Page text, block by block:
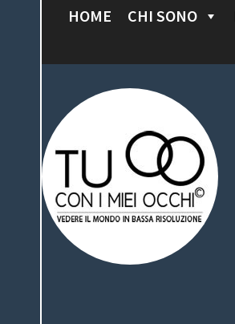
I
C
O
N
T
HOME CHI SONO
Tu con i miei
occhi